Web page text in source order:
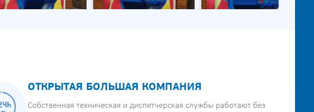
ОТКРЫТАЯ БОЛЬШАЯ КОМПАНИЯ
Собственная техническая и диспетчерская службы работают без